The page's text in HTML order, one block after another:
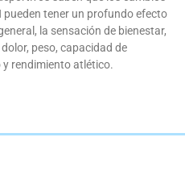
pueden tener un profundo efecto
la sensación de bienestar,
peso, capacidad de
rendimiento atlético.